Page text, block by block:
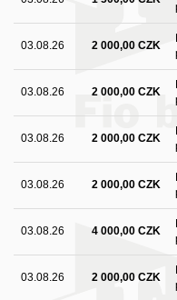
03.08.26 2 000,00 CZK
03.08.26 2 000,00 CZK
03.08.26 2 000,00 CZK
03.08.26 2 000,00 CZK
03.08.26 4 000,00 CZK
03.08.26 2 000,00 CZK